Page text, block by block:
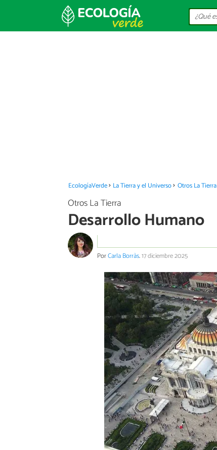
EcologíaVerde La Tierra y el Universo Otros La Tierra
Otros La Tierra
Desarrollo Humano
PorCarla Borràs.17 diciembre 2025